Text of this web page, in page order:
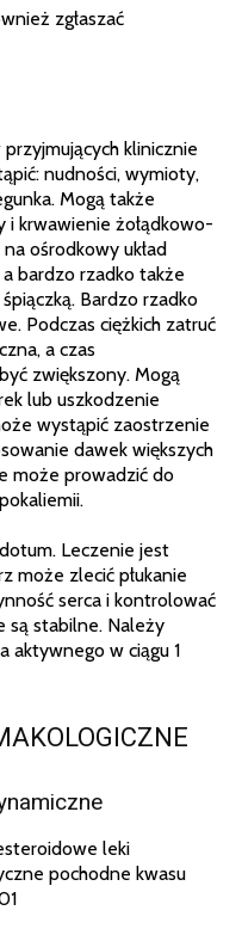
zgłaszać
klinicznie
nudności, wymioty,
Mogą także
i krwawienie żołądkowo-
ośrodkowy układ
bardzo rzadko także
Bardzo rzadko
Podczas ciężkich zatruć
a czas
zwiększony. Mogą
lub uszkodzenie
wystąpić zaostrzenie
dawek większych
może prowadzić do
Leczenie jest
może zlecić płukanie
serca i kontrolować
są stabilne. Należy
aktywnego w ciągu 1
leki
pochodne kwasu